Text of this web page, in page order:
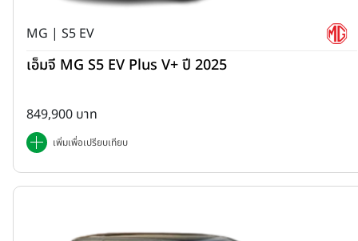
MG | S5 EV
เอ็มจี MG S5 EV Plus V+ ปี 2025
849,900 บาท
เพิ่มเพื่อเปรียบเทียบ